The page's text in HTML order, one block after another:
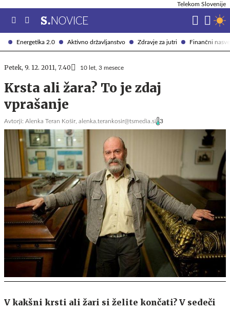
Energetika 2.0 Aktivno državljanstvo Zdravje za jutri Finančni
Telekom Slovenije
Petek, 9. 12. 2011, 7.40 10 let, 3 mesece
Krsta ali žara? To je zdaj
vprašanje
Avtorji: Alenka Teran Košir, alenka.terankosir@tsmedia.si 3
V kakšni krsti ali žari si želite končati? V sedeči